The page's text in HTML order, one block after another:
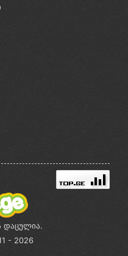
დაცულია.
- 2026